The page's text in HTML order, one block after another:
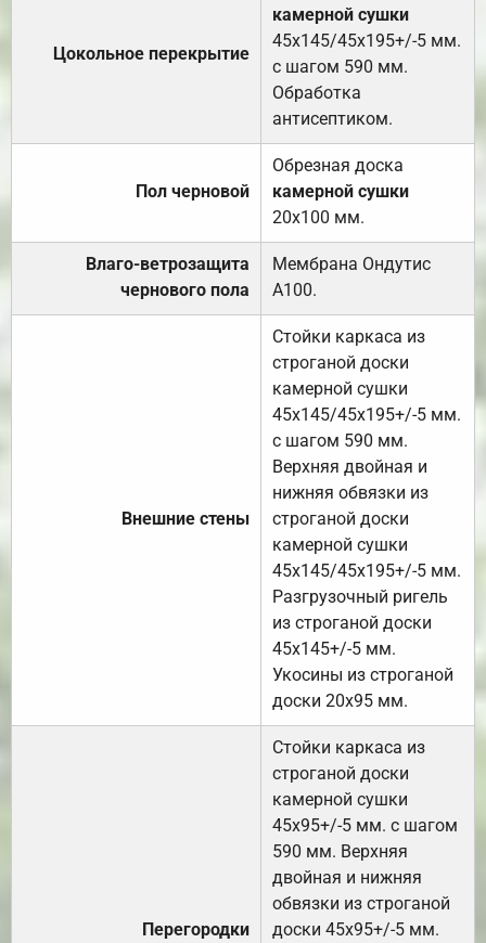
Цокольное перекрытие
камерной сушки
45х145/45х195+/-5 мм.
с шагом 590 мм.
Обработка
антисептиком.
Пол черновой
Обрезная доска
камерной сушки
20х100 мм.
Влаго-ветрозащита
чернового пола
Мембрана Ондутис
А100.
Внешние стены
Стойки каркаса из
строганой доски
камерной сушки
45х145/45х195+/-5 мм.
с шагом 590 мм.
Верхняя двойная и
нижняя обвязки из
строганой доски
камерной сушки
45х145/45х195+/-5 мм.
Разгрузочный ригель
из строганой доски
45х145+/-5 мм.
Укосины из строганой
доски 20х95 мм.
Перегородки
Стойки каркаса из
строганой доски
камерной сушки
45х95+/-5 мм. с шагом
590 мм. Верхняя
двойная и нижняя
обвязки из строганой
доски 45х95+/-5 мм.